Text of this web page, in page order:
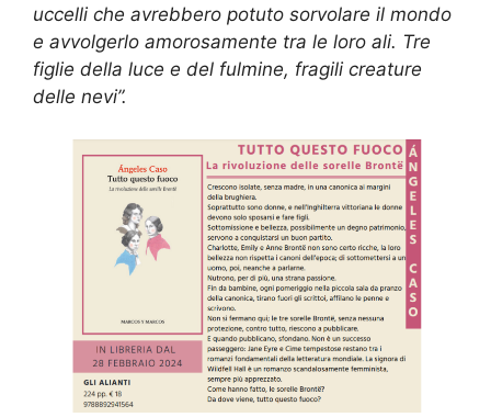
uccelli che avrebbero potuto sorvolare il mondo
e avvolgerlo amorosamente tra le loro ali. Tre
figlie della luce e del fulmine, fragili creature
delle nevi”.